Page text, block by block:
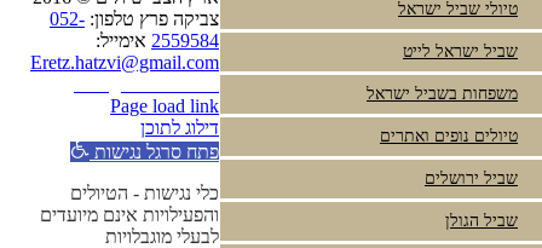
טיולי שביל ישראל
שביל ישראל לייט
משפחות בשביל ישראל
טיולים נופים ואתרים
שביל ירושלים
שביל הגולן
צביקה פרץ טלפון: 052-
2559584 אימייל:
Eretz.hatzvi@gmail.com
Page load link
דילוג לתוכן
פתח סרגל נגישות
כלי נגישות - הטיולים
והפעילויות אינם מיועדים
לבעלי מוגבלויות